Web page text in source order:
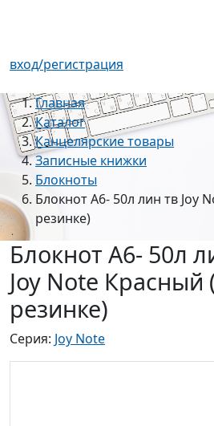
вход/регистрация
Главная
Каталог
Канцелярские товары
Записные книжки
Блокноты
Блокнот А6- 50л лин тв Joy
резинке)
Блокнот А6- 50л
Joy Note Красный
резинке)
Серия: Joy Note